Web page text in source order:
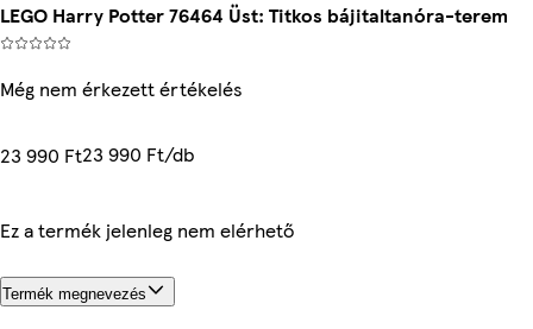
LEGO Harry Potter 76464 Üst: Titkos bájitaltanóra-terem
Még nem érkezett értékelés
23 990 Ft23 990 Ft/db
Ez a termék jelenleg nem elérhető
Termék megnevezés